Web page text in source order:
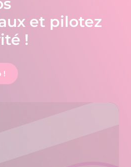
et pilotez
!
!